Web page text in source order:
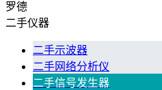
罗德
二手仪器
二手示波器
二手网络分析仪
二手信号发生器